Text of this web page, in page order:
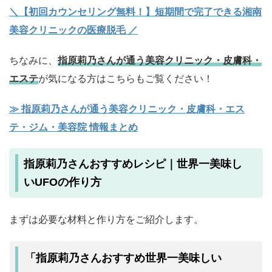
＼【初回カウンセリング無料！】短期間で完了できる湘南
美容クリニックの医療脱毛 ／
ちなみに、 指原莉乃さんが通う美容クリニック・皮膚科・
エステが気になる方はこちらもご覧ください！
≫ 指原莉乃さんが通う美容クリニック・皮膚科・エス
テ・ジム・美容院 情報まとめ
指原莉乃さんおすすめレシピ｜世界一美味し
いUFOの作り方
まずは必要な材料と作り方をご紹介します。
「指原莉乃さんおすすめ世界一美味しい